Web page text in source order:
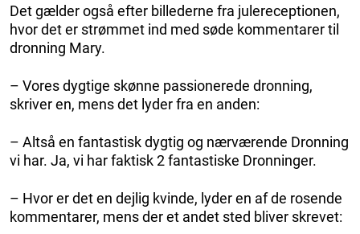
Det gælder også efter billederne fra julereceptionen,
hvor det er strømmet ind med søde kommentarer til
dronning Mary.
– Vores dygtige skønne passionerede dronning,
skriver en, mens det lyder fra en anden:
– Altså en fantastisk dygtig og nærværende Dronning
vi har. Ja, vi har faktisk 2 fantastiske Dronninger.
– Hvor er det en dejlig kvinde, lyder en af de rosende
kommentarer, mens der et andet sted bliver skrevet: